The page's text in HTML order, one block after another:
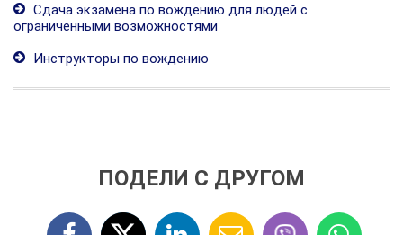
Сдача экзамена по вождению для людей с
ограниченными возможностями
Инструкторы по вождению
ПОДЕЛИ С ДРУГОМ